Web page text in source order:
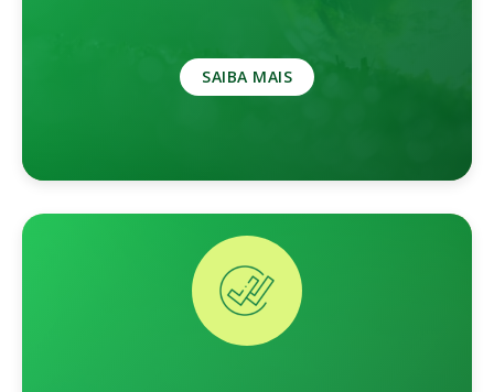
SAIBA MAIS